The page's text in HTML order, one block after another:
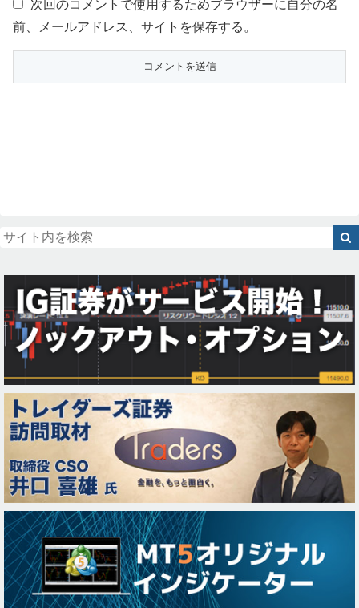
次回のコメントで使用するためブラウザーに自分の名
前、メールアドレス、サイトを保存する。